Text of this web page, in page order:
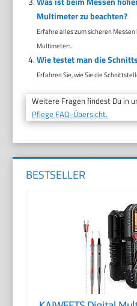
Multimeter zu beachten?
Erfahre alles zum sicheren
Multimeter:...
Wie testet man die
Erfahren Sie, wie Sie die
Weitere Fragen findest Du in
Pflege FAQ-Übersicht.
BESTSELLER